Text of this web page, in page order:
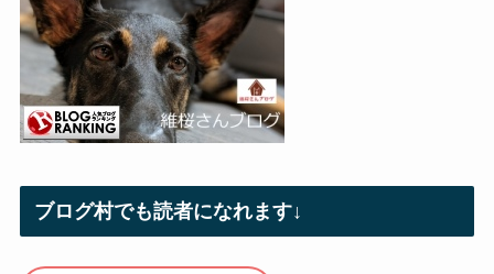
ブログ村でも読者になれます↓